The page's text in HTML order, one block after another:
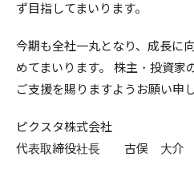
ず目指してまいります。
今期も全社一丸となり、成長に
めてまいります。 株主・投資家
ご支援を賜りますようお願い申
ピクスタ株式会社
代表取締役社長 古俣 大介